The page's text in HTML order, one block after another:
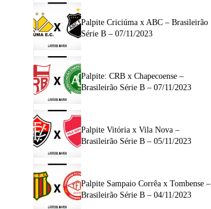
Palpite Criciúma x ABC – Brasileirão
Série B – 07/11/2023
Palpite: CRB x Chapecoense –
Brasileirão Série B – 07/11/2023
Palpite Vitória x Vila Nova –
Brasileirão Série B – 05/11/2023
Palpite Sampaio Corrêa x Tombense –
Brasileirão Série B – 04/11/2023